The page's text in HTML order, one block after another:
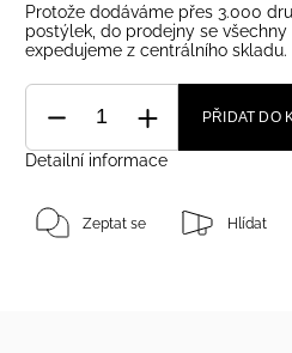
Protože dodáváme přes 3.000
postýlek, do prodejny se
expedujeme z centrálního skladu.
PŘIDAT DO
Detailní informace
Zeptat se Hlídat